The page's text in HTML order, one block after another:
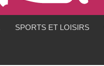
SPORTS ET LOISIRS